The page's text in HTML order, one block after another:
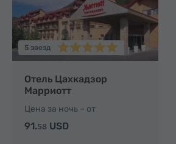
5 звезд
Отель Цахкадзор
Марриотт
Цена за ночь – от
91.58 USD